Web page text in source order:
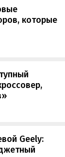
которые
Geely: